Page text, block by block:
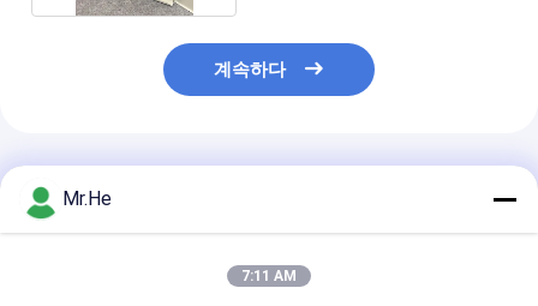
계속하다
Mr.He
7:11 AM